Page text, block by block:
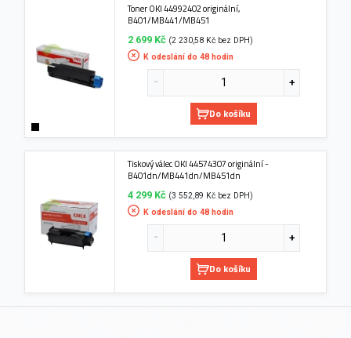
Toner OKI 44992402 originální,
B401/MB441/MB451
2 699 Kč (2 230,58 Kč bez DPH)
K odeslání do 48 hodin
Do košíku
Tiskový válec OKI 44574307 originální -
B401dn/MB441dn/MB451dn
4 299 Kč (3 552,89 Kč bez DPH)
K odeslání do 48 hodin
Do košíku